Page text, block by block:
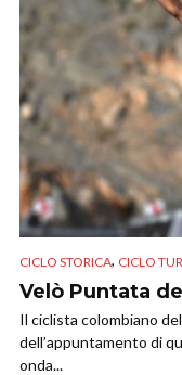
CICLO STORICA, CICLO
Velò Puntata
Il ciclista colombiano
dell’appuntamento di
onda...